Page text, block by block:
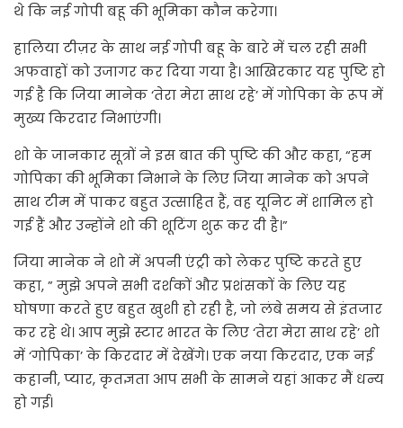
थे कि नई गोपी बहू की भूमिका कौन करेगा।
हालिया टीज़र के साथ नई गोपी बहू के बारे में चल रही सभी
अफवाहों को उजागर कर दिया गया है। आखिरकार यह पुष्टि हो
गई है कि जिया मानेक ‘तेरा मेरा साथ रहे’ में गोपिका के रूप में
मुख्य किरदार निभाएंगी।
शो के जानकार सूत्रों ने इस बात की पुष्टि की और कहा, “हम
गोपिका की भूमिका निभाने के लिए जिया मानेक को अपने
साथ टीम में पाकर बहुत उत्साहित हैं, वह यूनिट में शामिल हो
गई हैं और उन्होंने शो की शूटिंग शुरू कर दी है।”
जिया मानेक ने शो में अपनी एंट्री को लेकर पुष्टि करते हुए
कहा, ” मुझे अपने सभी दर्शकों और प्रशंसकों के लिए यह
घोषणा करते हुए बहुत खुशी हो रही है, जो लंबे समय से इंतजार
कर रहे थे। आप मुझे स्टार भारत के लिए ‘तेरा मेरा साथ रहे’ शो
में ‘गोपिका’ के किरदार में देखेंगे। एक नया किरदार, एक नई
कहानी, प्यार, कृतज्ञता आप सभी के सामने यहां आकर मैं धन्य
हो गई।